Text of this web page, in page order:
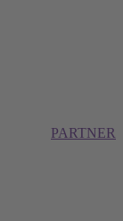
PARTNER